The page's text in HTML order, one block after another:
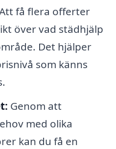
få flera offerter
över vad städhjälp
Det hjälper
som känns
Genom att
med olika
kan du få en